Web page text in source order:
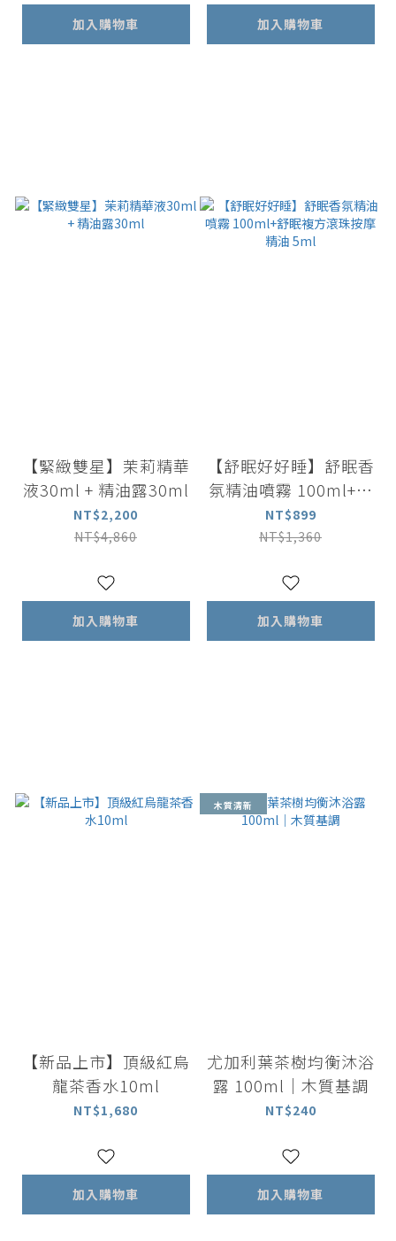
加入購物車 加入購物車
【緊緻雙星】茉莉精華
液30ml + 精油露30ml
NT$2,200
NT$4,860
加入購物車
【舒眠好好睡】舒眠香
氛精油噴霧 100ml+舒
眠複方滾珠按摩精油 5
ml
NT$899
NT$1,360
加入購物車
【新品上市】頂級紅烏
龍茶香水10ml
NT$1,680
加入購物車
木質清新
尤加利葉茶樹均衡沐浴
露 100ml｜木質基調
NT$240
加入購物車